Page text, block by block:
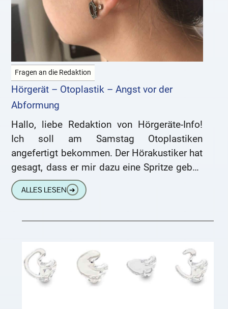
Fragen an die Redaktion
Hörgerät – Otoplastik – Angst vor der
Abformung
Hallo, liebe Redaktion von Hörgeräte-Info!
Ich soll am Samstag Otoplastiken
angefertigt bekommen. Der Hörakustiker hat
gesagt, dass er mir dazu eine Spritze geben
wird. Davon habe ich Angst. Er sagt,
ALLES LESEN ➔